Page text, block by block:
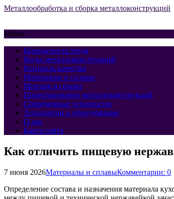
Металлообработка и сборка металлоконструкций
Меню
Безопасность труда
Виды металлоконструкций
Контроль качества
Материалы и сплавы
Монтаж и сборка
Проектирование металлоконструкций
Современные технологии
Технологии и оборудование
О нас
Карта сайта
Как отличить пищевую
7 июня 2026Материалы и сплавыКомментарии: 0
Определение состава и назначения материала